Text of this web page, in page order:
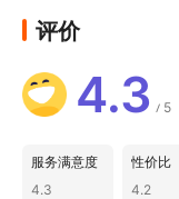
评价
4.3 / 5
服务满意度
4.3
性价比
4.2